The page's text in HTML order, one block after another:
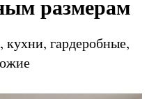
размерам
гардеробные,